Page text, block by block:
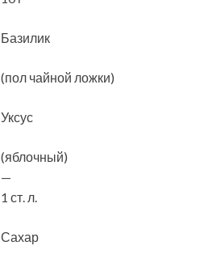
Базилик
(пол чайной ложки)
Уксус
(яблочный)
—
1 ст. л.
Сахар